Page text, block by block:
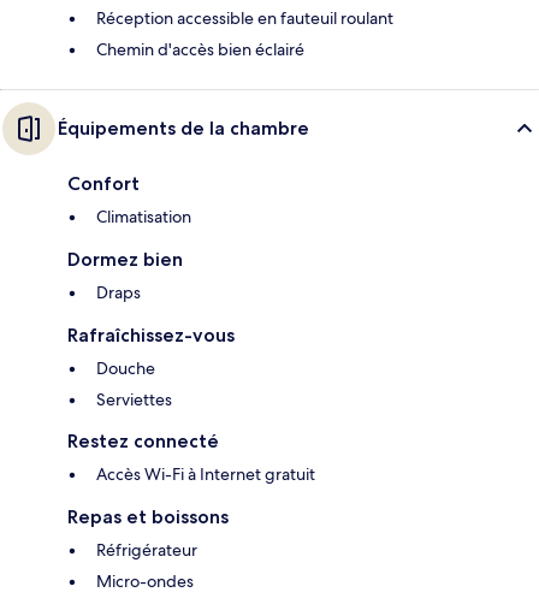
Réception accessible en fauteuil roulant
Chemin d'accès bien éclairé
Équipements de la chambre
Confort
Climatisation
Dormez bien
Draps
Rafraîchissez-vous
Douche
Serviettes
Restez connecté
Accès Wi-Fi à Internet gratuit
Repas et boissons
Réfrigérateur
Micro-ondes